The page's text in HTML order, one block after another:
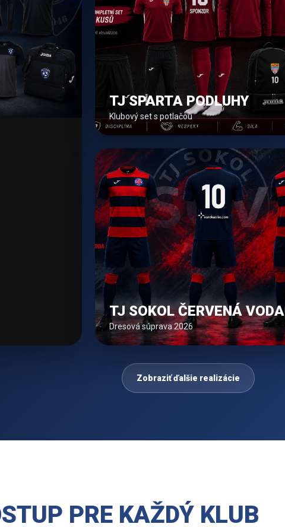
TJ SPARTA PODLUHY
Klubový set s potlačou
TJ SOKOL ČERVENÁ VODA
Dresová súprava 2026
Zobraziť ďalšie realizácie
PRE KAŽDÝ KLUB